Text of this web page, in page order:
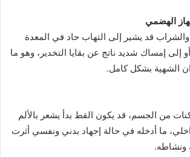
الهضمي
والشراب قد يشير إلى التهاب حاد في المعدة
أو إلى إمساك شديد ناتج عن بقايا التخدير، وهو ما
الشهية بشكل كامل.
من الجسم، قد يكون القط بدأ يشعر بالألم
ما أدخله في حالة إجهاد بدني ونفسي أثرت
ونشاطه.